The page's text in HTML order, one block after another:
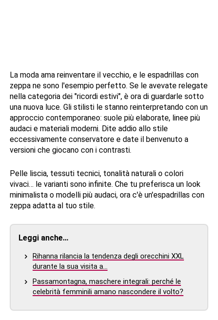
La moda ama reinventare il vecchio, e le espadrillas con
zeppa ne sono l'esempio perfetto. Se le avevate relegate
nella categoria dei "ricordi estivi", è ora di guardarle sotto
una nuova luce. Gli stilisti le stanno reinterpretando con un
approccio contemporaneo: suole più elaborate, linee più
audaci e materiali moderni. Dite addio allo stile
eccessivamente conservatore e date il benvenuto a
versioni che giocano con i contrasti.
Pelle liscia, tessuti tecnici, tonalità naturali o colori
vivaci… le varianti sono infinite. Che tu preferisca un look
minimalista o modelli più audaci, ora c'è un'espadrillas con
zeppa adatta al tuo stile.
Leggi anche…
Rihanna rilancia la tendenza degli orecchini XXL
durante la sua visita a…
Passamontagna, maschere integrali: perché le
celebrità femminili amano nascondere il volto?